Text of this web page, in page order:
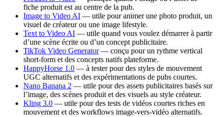
fiche produit est au centre de la pub.
Image to Video AI — utile pour animer une photo produit, un
visuel de créateur ou une image lifestyle.
Text to Video AI — utile quand vous voulez démarrer à partir
d’une scène écrite ou d’un concept publicitaire.
TikTok Video Generator— conçu pour un rythme vertical
short-form et des concepts natifs plateforme.
HappyHorse 1.0 — à tester pour des styles de mouvement
UGC alternatifs et des expérimentations de pubs courtes.
Nano Banana 2 — utile pour des assets publicitaires basés sur
l’image, des scènes produit et des visuels au style créateur.
Kling 3.0 — utile pour des tests de vidéos courtes riches en
mouvement et des workflows image-vers-vidéo alternatifs.